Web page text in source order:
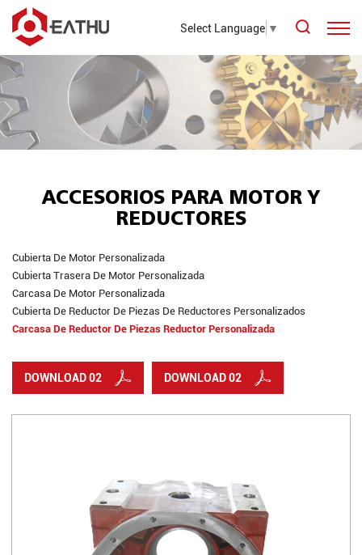
Select Language ▼
ACCESORIOS PARA MOTOR Y
REDUCTORES
Cubierta De Motor Personalizada
Cubierta Trasera De Motor Personalizada
Carcasa De Motor Personalizada
Cubierta De Reductor De Piezas De Reductores Personalizados
Carcasa De Reductor De Piezas Reductor Personalizada
DOWNLOAD 02 DOWNLOAD 02